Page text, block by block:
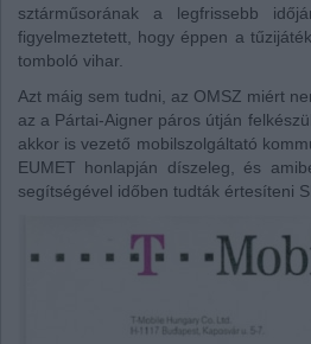
sztárműsorának a legfrissebb
figyelmeztetett, hogy éppen a
tomboló vihar.
Azt máig sem tudni, az OMSZ miért
az a Pártai-Aigner páros útján
akkor is vezető mobilszolgáltató
EUMET honlapján díszeleg, és
segítségével időben tudták értesíteni